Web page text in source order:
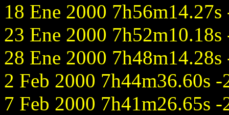
18 Ene 2000 7h56m14.27s
23 Ene 2000 7h52m10.18s
28 Ene 2000 7h48m14.28s
2 Feb 2000 7h44m36.60s -
7 Feb 2000 7h41m26.65s -